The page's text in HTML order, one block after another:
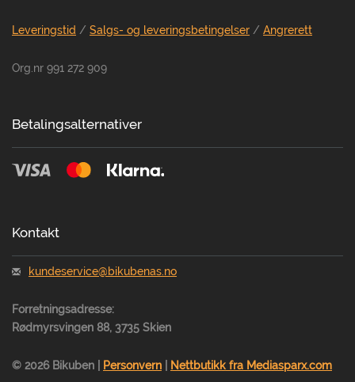
Leveringstid / Salgs- og leveringsbetingelser / Angrerett
Org.nr 991 272 909
Betalingsalternativer
Kontakt
kundeservice@bikubenas.no
Forretningsadresse:
Rødmyrsvingen 88, 3735 Skien
© 2026 Bikuben | Personvern Nettbutikk fra Mediasparx.com